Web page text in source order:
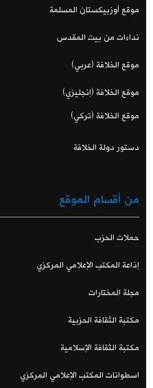
موقع أوزبيكستان المسلمة
نداءات من بيت المقدس
موقع الخلافة (عربي)
موقع الخلافة (إنجليزي)
موقع الخلافة (تركي)
دستور دولة الخلافة
من أقسام الموقع
حملات الحزب
إذاعة المكتب الإعلامي المركزي
مجلة المختارات
مكتبة الثقافة الحزبية
مكتبة الثقافة الإسلامية
اسطوانات المكتب الإعلامي المركزي